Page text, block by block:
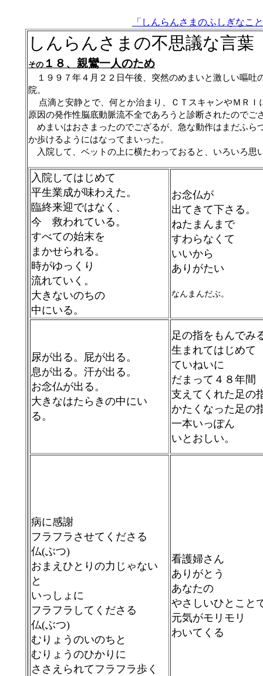
「しんらんさまのふしぎなこ
しんらんさまの不思議な言葉
その １８、親鸞一人のため
１９９７年４月２２日午後、突然のめまいと激しい嘔吐
院。
点滴と安静とで、何とか治まり、ＣＴスキャンやＭＲ
原因の発作性脳底動脈流不全であろうと診断されたのでご
めまいはおさまったのでござるが、急な動作はまだふら
か歩けるようにはなってまいった。
入院して、ベットの上に横たわっておると、いろいろ思
入院してはじめて
平生業成が味わえた。
臨終来迎ではなく、
今 救われている。
すべての始末を
まかせられる。
時がゆっくり
流れていく。
大きないのちの
中にいる。
お念仏が
出てきて下さる。
ねたまんまで
すわらなくて
いいから
ありがたい
なんまんだぶ。
尿が出る。屁が出る。
息が出る。汗が出る。
お念仏が出る。
大きなはたらきの中にい
る。
足の指をもんでみ
生まれてはじめて
ていねいに
だまって４８年間
支えてくれた足の
かたくなった足の
一本いっぽん
いとおしい。
病に感謝
フラフラさせてくださる
仏(ぶつ)
おまえひとりの力じゃない
と
いっしょに
フラフラしてくださる
仏(ぶつ)
むりょうのいのちと
むりょうのひかりに
ささえられてフラフラ歩く
看護婦さん
ありがとう
あなたの
やさしいひとこと
元気がモリモリ
わいてくる